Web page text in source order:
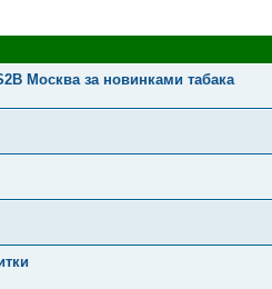
Москва за новинками табака